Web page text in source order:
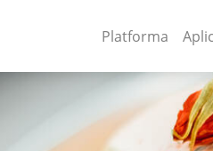
Platforma